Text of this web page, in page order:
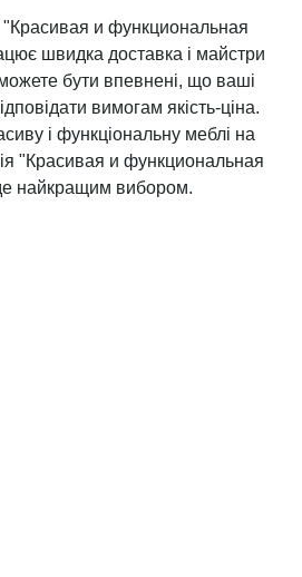
"Красивая и функциональная
швидка доставка і майстри
бути впевнені, що ваші
вимогам якість-ціна.
і функціональну меблі на
"Красивая и функциональная
найкращим вибором.